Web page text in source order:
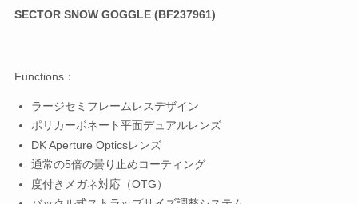
SECTOR SNOW GOGGLE (BF237961)
Functions：
ラージセミフレームレスデザイン
ポリカーボネート平面デュアルレンズ
DK Aperture Opticsレンズ
通常の5倍の曇り止めコーティング
度付きメガネ対応（OTG）